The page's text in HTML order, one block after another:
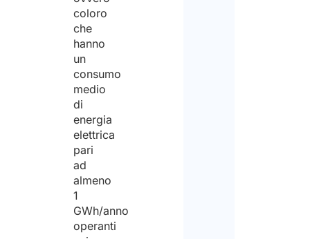
coloro
che
hanno
un
consumo
medio
di
energia
elettrica
pari
ad
almeno
1
GWh/anno
operanti